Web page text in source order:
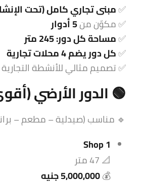
✅مبنى تجاري كامل (تحت
✅ مكوّن من5 أدوار
✅مساحة كل دور: 245 متر
✅كل دور يضم 4 محلات تجارية
✅ تصميم مثالي للأنشطة
🟢 الدور الأرضي
🔹 مناسب (صيدلية – مطعم –
Shop 1
📐 47 متر
💰5,000,000 جنيه